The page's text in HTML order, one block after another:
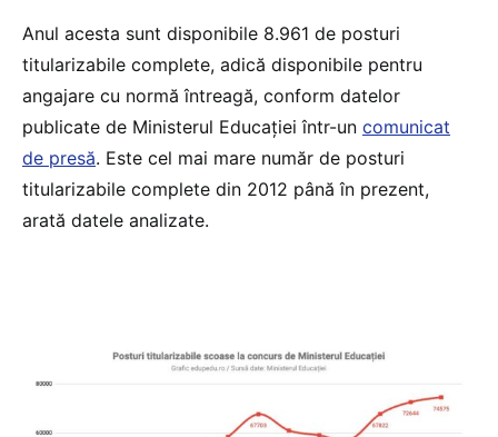
Anul acesta sunt disponibile 8.961 de posturi
titularizabile complete, adică disponibile pentru
angajare cu normă întreagă, conform datelor
publicate de Ministerul Educației într-un comunicat
de presă. Este cel mai mare număr de posturi
titularizabile complete din 2012 până în prezent,
arată datele analizate.